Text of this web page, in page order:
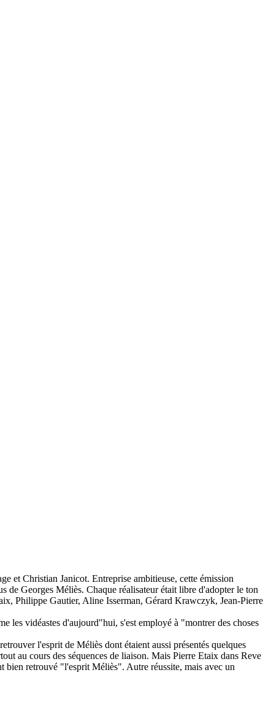
et Christian Janicot. Entreprise ambitieuse, cette émission
de Georges Méliès. Chaque réalisateur était libre d'adopter le ton
Philippe Gautier, Aline Isserman, Gérard Krawczyk, Jean-Pierre
les vidéastes d'aujourd"hui, s'est employé à "montrer des choses
l'esprit de Méliès dont étaient aussi présentés quelques
au cours des séquences de liaison. Mais Pierre Etaix dans Reve
bien retrouvé "l'esprit Méliès". Autre réussite, mais avec un